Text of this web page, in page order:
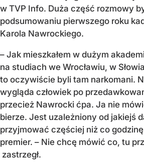
w TVP Info. Duża część rozmowy
podsumowaniu pierwszego roku
Karola Nawrockiego.
– Jak mieszkałem w dużym
na studiach we Wrocławiu, w
to oczywiście byli tam narkomani.
wygląda człowiek po
przecież Nawrocki ćpa. Ja nie
bierze. Jest uzależniony od jakiejś
przyjmować częściej niż co godzinę
premier. – Nie chcę mówić co, tu
zastrzegł.